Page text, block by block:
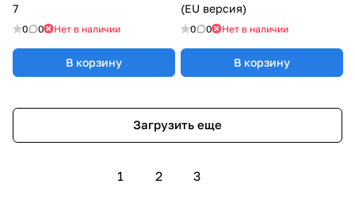
7
0 0 Нет в наличии
В корзину
(EU версия)
0 0 Нет в наличии
В корзину
Загрузить еще
1 2 3